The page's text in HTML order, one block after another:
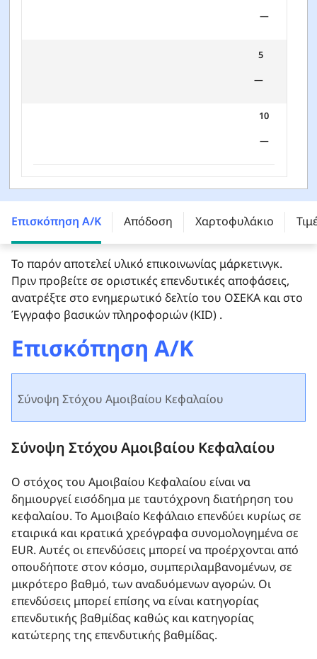
—
5
—
10
—
FTGF Franklin Responsible Income 2031 Fund - X
EUR ACC - IE000HP9UW93
Επισκόπηση Α/Κ Απόδοση Χαρτοφυλάκιο
Το παρόν αποτελεί υλικό επικοινωνίας μάρκετινγκ.
Πριν προβείτε σε οριστικές επενδυτικές αποφάσεις,
ανατρέξτε στο ενημερωτικό δελτίο του ΟΣΕΚΑ και στο
Έγγραφο βασικών πληροφοριών (KID) .
Επισκόπηση Α/Κ
Σύνοψη Στόχου Αμοιβαίου Κεφαλαίου
Σύνοψη Στόχου Αμοιβαίου Κεφαλαίου
Ο στόχος του Αμοιβαίου Κεφαλαίου είναι να
δημιουργεί εισόδημα με ταυτόχρονη διατήρηση του
κεφαλαίου. Το Αμοιβαίο Kεφάλαιo επενδύει κυρίως σε
εταιρικά και κρατικά χρεόγραφα συνομολογημένα σε
EUR. Αυτές οι επενδύσεις μπορεί να προέρχονται από
οπουδήποτε στον κόσμο, συμπεριλαμβανομένων, σε
μικρότερο βαθμό, των αναδυόμενων αγορών. Οι
επενδύσεις μπορεί επίσης να είναι κατηγορίας
επενδυτικής βαθμίδας καθώς και κατηγορίας
κατώτερης της επενδυτικής βαθμίδας.